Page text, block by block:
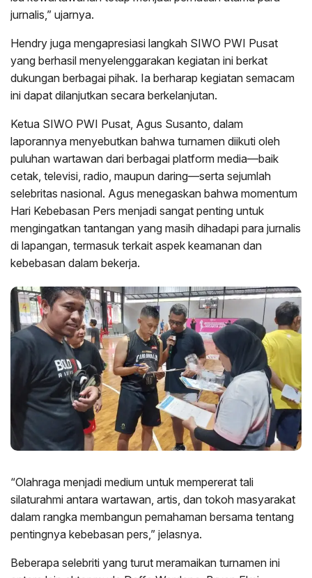
jurnalis,” ujarnya.
Hendry juga mengapresiasi langkah SIWO PWI Pusat
yang berhasil menyelenggarakan kegiatan ini berkat
dukungan berbagai pihak. Ia berharap kegiatan semacam
ini dapat dilanjutkan secara berkelanjutan.
Ketua SIWO PWI Pusat, Agus Susanto, dalam
laporannya menyebutkan bahwa turnamen diikuti oleh
puluhan wartawan dari berbagai platform media—baik
cetak, televisi, radio, maupun daring—serta sejumlah
selebritas nasional. Agus menegaskan bahwa momentum
Hari Kebebasan Pers menjadi sangat penting untuk
mengingatkan tantangan yang masih dihadapi para jurnalis
di lapangan, termasuk terkait aspek keamanan dan
kebebasan dalam bekerja.
“Olahraga menjadi medium untuk mempererat tali
silaturahmi antara wartawan, artis, dan tokoh masyarakat
dalam rangka membangun pemahaman bersama tentang
pentingnya kebebasan pers,” jelasnya.
Beberapa selebriti yang turut meramaikan turnamen ini